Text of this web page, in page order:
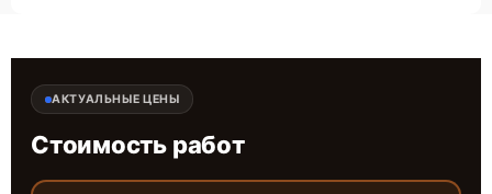
АКТУАЛЬНЫЕ ЦЕНЫ
Стоимость работ